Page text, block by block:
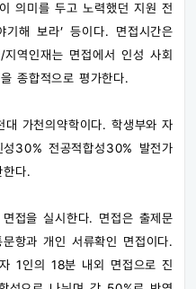
의미를 두고 노력했던 지원 전
해 보라’ 등이다. 면접시간은
역인재는 면접에서 인성 사회
종합적으로 평가한다.
가천의약학이다. 학생부와 자
30% 전공적합성30% 발전가
다.
접을 실시한다. 면접은 출제문
항과 개인 서류확인 면접이다.
1인의 18분 내외 면접으로 진